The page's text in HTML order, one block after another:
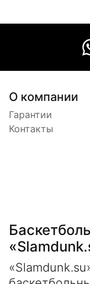
О компании
Гарантии
Контакты